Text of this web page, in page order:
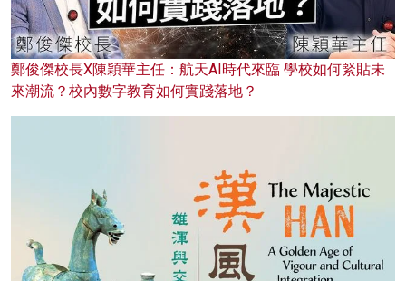
鄭俊傑校長X陳穎華主任：航天AI時代來臨 學校如何緊貼未
來潮流？校內數字教育如何實踐落地？